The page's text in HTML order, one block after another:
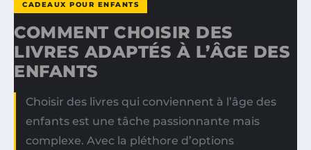
CADEAUX POUR ENFANTS
COMMENT CHOISIR DES
LIVRES ADAPTÉS À L’ÂGE DES
ENFANTS
Choisir des livres qui conviennent à l’âge des
enfants est une tâche passionnante mais
complexe. Avec la pléthore d’options